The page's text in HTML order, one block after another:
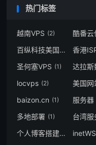
热门标签
越南VPS (2)
百纵科技美国服务器 (1)
圣何塞VPS (1)
locvps (2)
baizon.cn (1) 服务器
多地部署 (1) 台湾服
个人博客搭建
(1) inetWS